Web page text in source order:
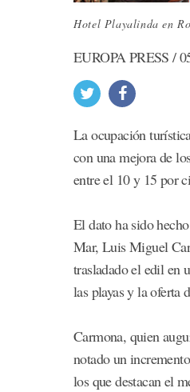
Hotel Playalinda en
EUROPA PRESS /
La ocupación
con una mejora de
entre el 10 y 15 por
El dato ha sido
Mar, Luis Miguel
trasladado el edil en
las playas y la oferta
Carmona, quien
notado un
los que destacan el